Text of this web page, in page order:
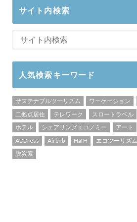
サイト内検索
人気検索キーワード
サステナブルツーリズム ワーケーション
二拠点居住
テレワーク スロートラベル
ホテル
シェアリングエコノミー アート
ADDress
Airbnb HafH エコツーリズム
脱炭素